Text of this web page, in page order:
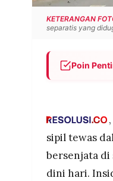
KETERANGAN
separatis yang
Poin
Pakistan
separatis
,
sipil tewas
bersenjata di
dini hari.